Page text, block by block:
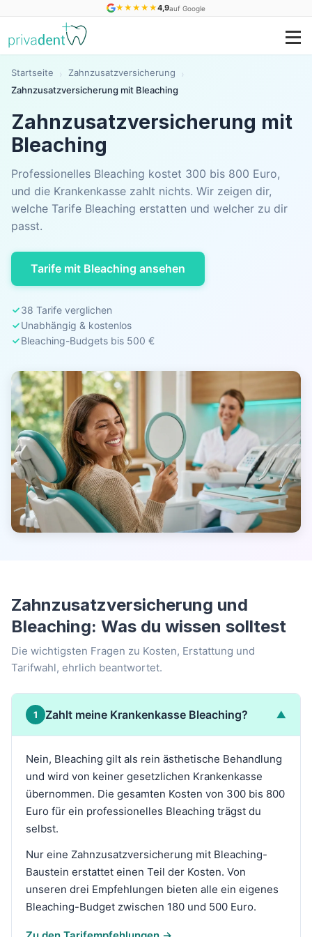
★ ★ ★ ★ ★4,9auf Google
Startseite › Zahnzusatzversicherung
›
Zahnzusatzversicherung mit Bleaching
Zahnzusatzversicherung mit
Bleaching
Professionelles Bleaching kostet 300 bis 800 Euro,
und die Krankenkasse zahlt nichts. Wir zeigen dir,
welche Tarife Bleaching erstatten und welcher zu dir
passt.
Tarife mit Bleaching ansehen
38 Tarife verglichen
Unabhängig & kostenlos
Bleaching-Budgets bis 500 €
Zahnzusatzversicherung und
Bleaching: Was du wissen solltest
Die wichtigsten Fragen zu Kosten, Erstattung und
Tarifwahl, ehrlich beantwortet.
1 Zahlt meine Krankenkasse Bleaching? ▼
Nein, Bleaching gilt als rein ästhetische Behandlung
und wird von keiner gesetzlichen Krankenkasse
übernommen. Die gesamten Kosten von 300 bis 800
Euro für ein professionelles Bleaching trägst du
selbst.
Nur eine Zahnzusatzversicherung mit Bleaching-
Baustein erstattet einen Teil der Kosten. Von
unseren drei Empfehlungen bieten alle ein eigenes
Bleaching-Budget zwischen 180 und 500 Euro.